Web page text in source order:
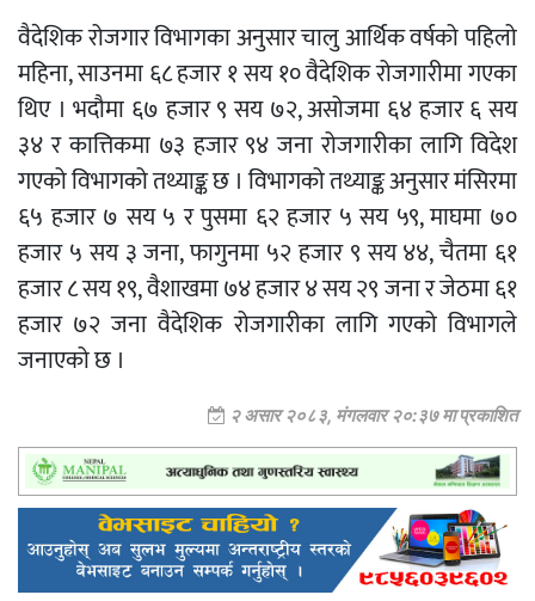
वैदेशिक रोजगार विभागका अनुसार चालु आर्थिक वर्षको पहिलो
महिना, साउनमा ६८ हजार १ सय १० वैदेशिक रोजगारीमा गएका
थिए । भदौमा ६७ हजार ९ सय ७२, असोजमा ६४ हजार ६ सय
३४ र कात्तिकमा ७३ हजार ९४ जना रोजगारीका लागि विदेश
गएको विभागको तथ्याङ्क छ । विभागको तथ्याङ्क अनुसार मंसिरमा
६५ हजार ७ सय ५ र पुसमा ६२ हजार ५ सय ५९, माघमा ७०
हजार ५ सय ३ जना, फागुनमा ५२ हजार ९ सय ४४, चैतमा ६१
हजार ८ सय १९, वैशाखमा ७४ हजार ४ सय २९ जना र जेठमा ६१
हजार ७२ जना वैदेशिक रोजगारीका लागि गएको विभागले
जनाएको छ ।
२ असार २०८३, मंगलवार २०:३७ मा प्रकाशित